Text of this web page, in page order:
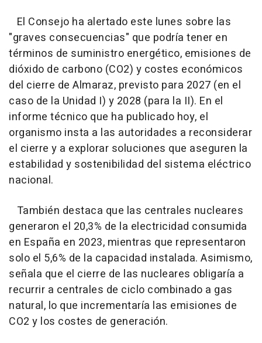
El Consejo ha alertado este lunes sobre las
"graves consecuencias" que podría tener en
términos de suministro energético, emisiones de
dióxido de carbono (CO2) y costes económicos
del cierre de Almaraz, previsto para 2027 (en el
caso de la Unidad I) y 2028 (para la II). En el
informe técnico que ha publicado hoy, el
organismo insta a las autoridades a reconsiderar
el cierre y a explorar soluciones que aseguren la
estabilidad y sostenibilidad del sistema eléctrico
nacional.
También destaca que las centrales nucleares
generaron el 20,3% de la electricidad consumida
en España en 2023, mientras que representaron
solo el 5,6% de la capacidad instalada. Asimismo,
señala que el cierre de las nucleares obligaría a
recurrir a centrales de ciclo combinado a gas
natural, lo que incrementaría las emisiones de
CO2 y los costes de generación.